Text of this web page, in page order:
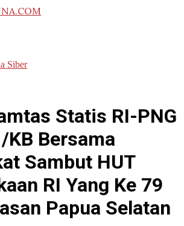
Siber
Statis RI-PNG
Bersama
Sambut HUT
RI Yang Ke 79
Papua Selatan